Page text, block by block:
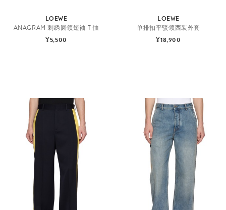
LOEWE
ANAGRAM 刺绣圆领短袖 T 恤
¥5,500
LOEWE
单排扣平驳领西装外套
¥18,900